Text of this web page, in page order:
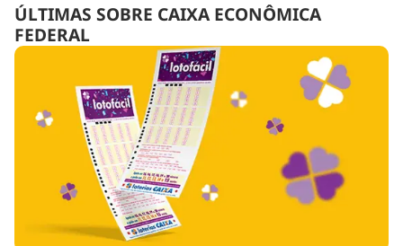
ÚLTIMAS SOBRE CAIXA ECONÔMICA
FEDERAL